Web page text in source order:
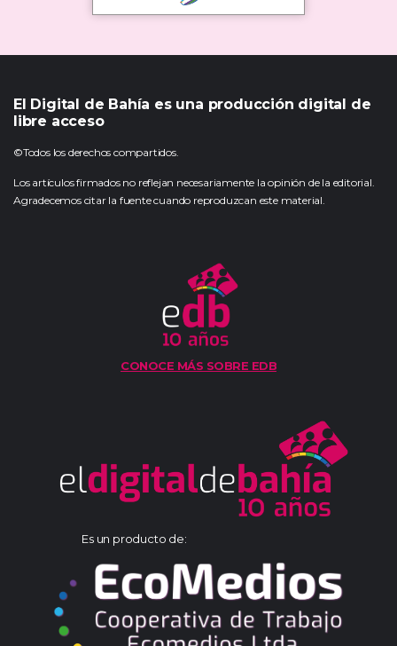
El Digital de Bahía es una producción digital de
libre acceso
©Todos los derechos compartidos.
Los artículos firmados no reflejan necesariamente la opinión de la editorial.
Agradecemos citar la fuente cuando reproduzcan este material.
CONOCE MÁS SOBRE EDB
Es un producto de: